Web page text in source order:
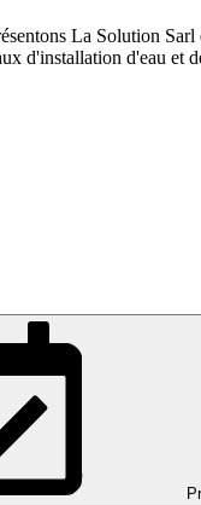
La Solution Sarl
d'installation d'eau et